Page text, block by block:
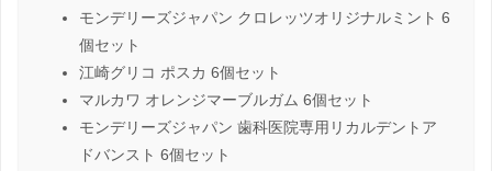
モンデリーズジャパン クロレッツオリジナルミント 6
個セット
江崎グリコ ポスカ 6個セット
マルカワ オレンジマーブルガム 6個セット
モンデリーズジャパン 歯科医院専用リカルデントア
ドバンスト 6個セット